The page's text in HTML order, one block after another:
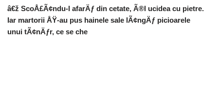
â€ž ScoÅ£Ã¢ndu-l afarÄƒ din cetate, Ã®l ucidea cu pietre.
Iar martorii ÅŸ-au pus hainele sale lÃ¢ngÄƒ picioarele
unui tÃ¢nÄƒr, ce se che